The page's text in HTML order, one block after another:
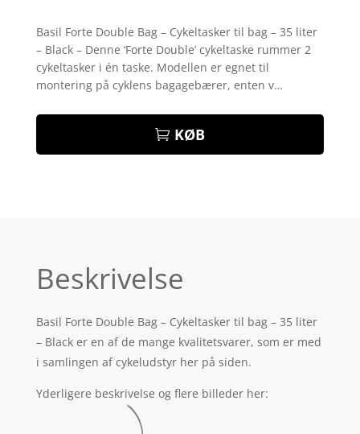
ud af 5
baseret
kundebedø
mmelser
Basil Forte Double Bag – Cykeltasker til bag – 35 liter
– Black – Denne ‘Forte Double’ cykeltaske rummer 2
cykeltasker i én taske. Modellen er egnet til
montering på cyklens bagagebærer, enten v…
KØB
Beskrivelse
Basil Forte Double Bag – Cykeltasker til bag – 35 liter
– Black er en af de mange kvalitetsvarer, som er med
i samlingen af cykeludstyr her på siden.
Yderligere beskrivelse og flere billeder her: